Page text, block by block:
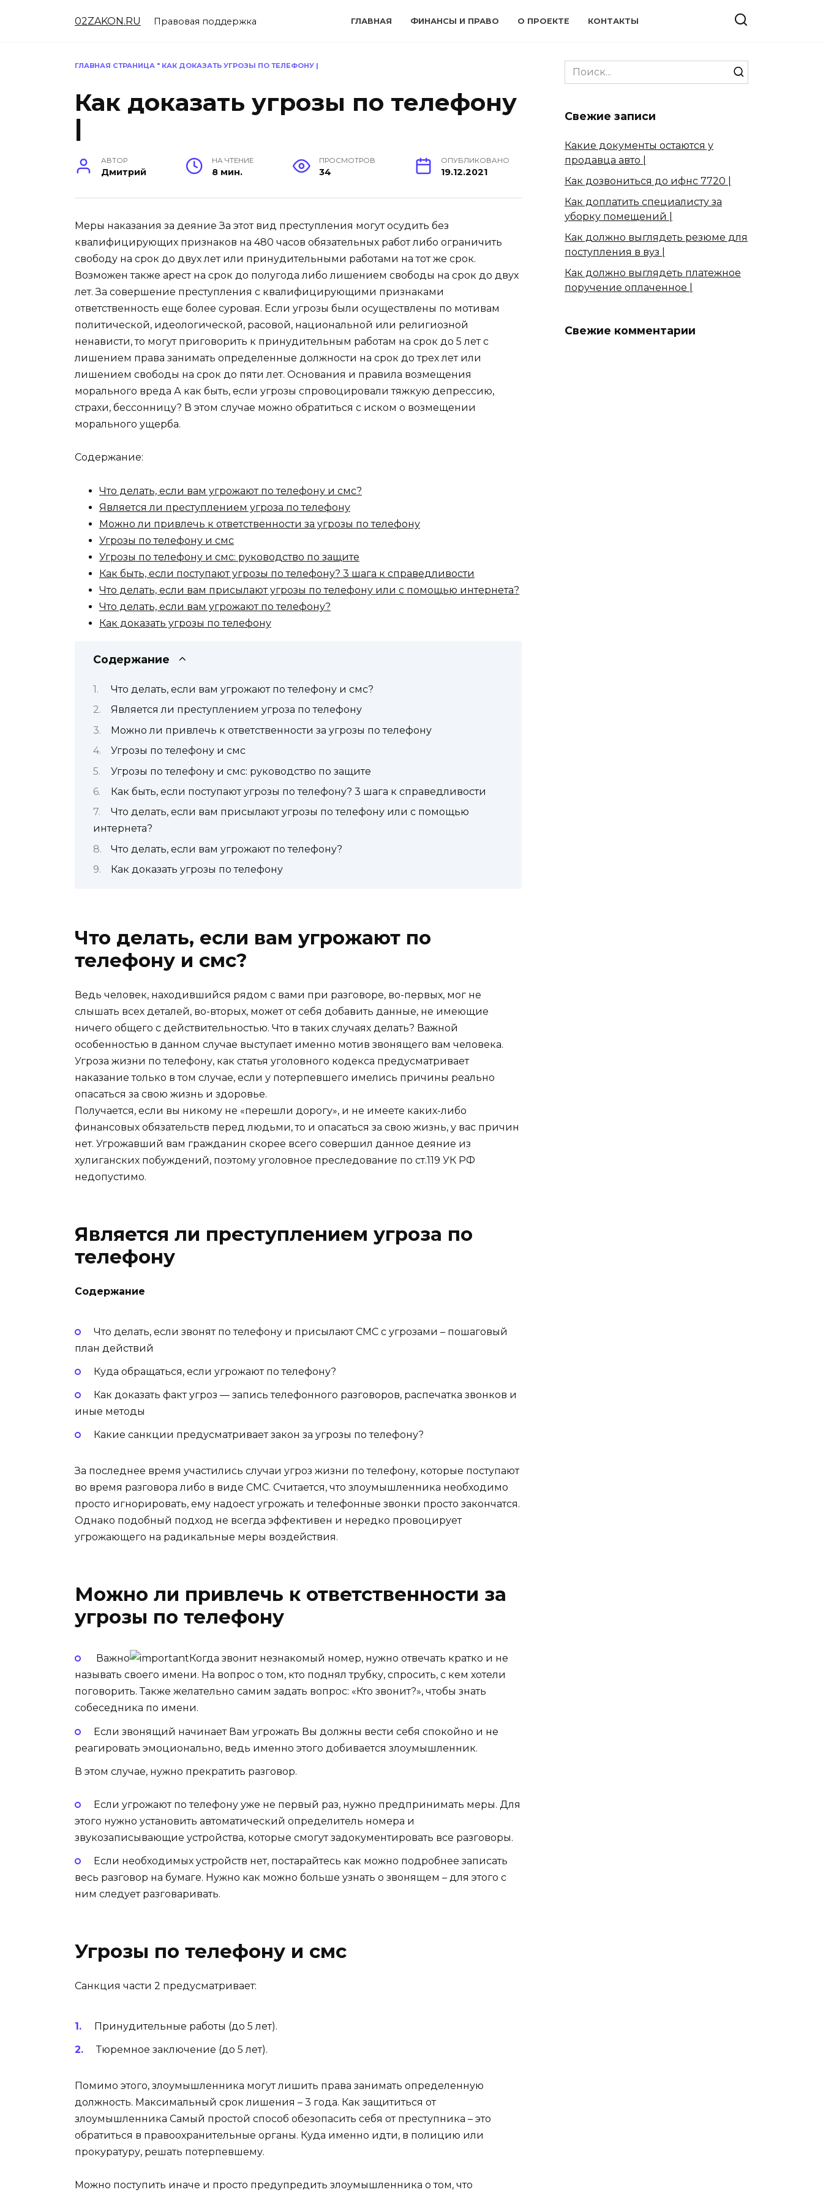
02ZAKON.RU Правовая поддержка ГЛАВНАЯ ФИНАНСЫ И ПРАВО О ПРОЕКТЕ КОНТАКТЫ
ГЛАВНАЯ СТРАНИЦА " КАК ДОКАЗАТЬ УГРОЗЫ ПО ТЕЛЕФОНУ |
Как доказать угрозы по телефону
|
АВТОР
Дмитрий
НА ЧТЕНИЕ
8 мин.
ПРОСМОТРОВ
34
ОПУБЛИКОВАНО
19.12.2021
Меры наказания за деяние За этот вид преступления могут осудить без
квалифицирующих признаков на 480 часов обязательных работ либо ограничить
свободу на срок до двух лет или принудительными работами на тот же срок.
Возможен также арест на срок до полугода либо лишением свободы на срок до двух
лет. За совершение преступления с квалифицирующими признаками
ответственность еще более суровая. Если угрозы были осуществлены по мотивам
политической, идеологической, расовой, национальной или религиозной
ненависти, то могут приговорить к принудительным работам на срок до 5 лет с
лишением права занимать определенные должности на срок до трех лет или
лишением свободы на срок до пяти лет. Основания и правила возмещения
морального вреда А как быть, если угрозы спровоцировали тяжкую депрессию,
страхи, бессонницу? В этом случае можно обратиться с иском о возмещении
морального ущерба.
Содержание:
Что делать, если вам угрожают по телефону и смс?
Является ли преступлением угроза по телефону
Можно ли привлечь к ответственности за угрозы по телефону
Угрозы по телефону и смс
Угрозы по телефону и смс: руководство по защите
Как быть, если поступают угрозы по телефону? 3 шага к справедливости
Что делать, если вам присылают угрозы по телефону или с помощью интернета?
Что делать, если вам угрожают по телефону?
Как доказать угрозы по телефону
Содержание
Что делать, если вам угрожают по телефону и смс?
Является ли преступлением угроза по телефону
Можно ли привлечь к ответственности за угрозы по телефону
Угрозы по телефону и смс
Угрозы по телефону и смс: руководство по защите
Как быть, если поступают угрозы по телефону? 3 шага к справедливости
Что делать, если вам присылают угрозы по телефону или с помощью
интернета?
Что делать, если вам угрожают по телефону?
Как доказать угрозы по телефону
Что делать, если вам угрожают по
телефону и смс?
Ведь человек, находившийся рядом с вами при разговоре, во-первых, мог не
слышать всех деталей, во-вторых, может от себя добавить данные, не имеющие
ничего общего с действительностью. Что в таких случаях делать? Важной
особенностью в данном случае выступает именно мотив звонящего вам человека.
Угроза жизни по телефону, как статья уголовного кодекса предусматривает
наказание только в том случае, если у потерпевшего имелись причины реально
опасаться за свою жизнь и здоровье.
Получается, если вы никому не «перешли дорогу», и не имеете каких-либо
финансовых обязательств перед людьми, то и опасаться за свою жизнь, у вас причин
нет. Угрожавший вам гражданин скорее всего совершил данное деяние из
хулиганских побуждений, поэтому уголовное преследование по ст.119 УК РФ
недопустимо.
Является ли преступлением угроза по
телефону
Содержание
Что делать, если звонят по телефону и присылают СМС с угрозами – пошаговый
план действий
Куда обращаться, если угрожают по телефону?
Как доказать факт угроз — запись телефонного разговоров, распечатка звонков и
иные методы
Какие санкции предусматривает закон за угрозы по телефону?
За последнее время участились случаи угроз жизни по телефону, которые поступают
во время разговора либо в виде СМС. Считается, что злоумышленника необходимо
просто игнорировать, ему надоест угрожать и телефонные звонки просто закончатся.
Однако подобный подход не всегда эффективен и нередко провоцирует
угрожающего на радикальные меры воздействия.
Можно ли привлечь к ответственности за
угрозы по телефону
Важно
Когда звонит незнакомый номер, нужно отвечать кратко и не
называть своего имени. На вопрос о том, кто поднял трубку, спросить, с кем хотели
поговорить. Также желательно самим задать вопрос: «Кто звонит?», чтобы знать
собеседника по имени.
Если звонящий начинает Вам угрожать Вы должны вести себя спокойно и не
реагировать эмоционально, ведь именно этого добивается злоумышленник.
В этом случае, нужно прекратить разговор.
Если угрожают по телефону уже не первый раз, нужно предпринимать меры. Для
этого нужно установить автоматический определитель номера и
звукозаписывающие устройства, которые смогут задокументировать все разговоры.
Если необходимых устройств нет, постарайтесь как можно подробнее записать
весь разговор на бумаге. Нужно как можно больше узнать о звонящем – для этого с
ним следует разговаривать.
Угрозы по телефону и смс
Санкция части 2 предусматривает:
Принудительные работы (до 5 лет).
Тюремное заключение (до 5 лет).
Помимо этого, злоумышленника могут лишить права занимать определенную
должность. Максимальный срок лишения – 3 года. Как защититься от
злоумышленника Самый простой способ обезопасить себя от преступника – это
обратиться в правоохранительные органы. Куда именно идти, в полицию или
прокуратуру, решать потерпевшему.
Можно поступить иначе и просто предупредить злоумышленника о том, что
Search
for:
Свежие записи
Какие документы остаются у
продавца авто |
Как дозвониться до ифнс 7720 |
Как доплатить специалисту за
уборку помещений |
Как должно выглядеть резюме для
поступления в вуз |
Как должно выглядеть платежное
поручение оплаченное |
Свежие комментарии